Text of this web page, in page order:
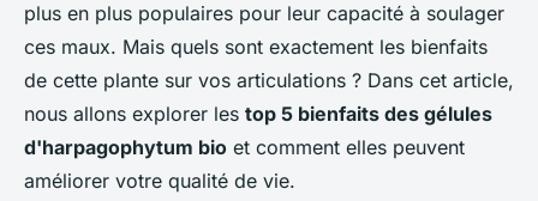
plus en plus populaires pour leur capacité à soulager
ces maux. Mais quels sont exactement les bienfaits
de cette plante sur vos articulations ? Dans cet article,
nous allons explorer les top 5 bienfaits des gélules
d'harpagophytum bio et comment elles peuvent
améliorer votre qualité de vie.